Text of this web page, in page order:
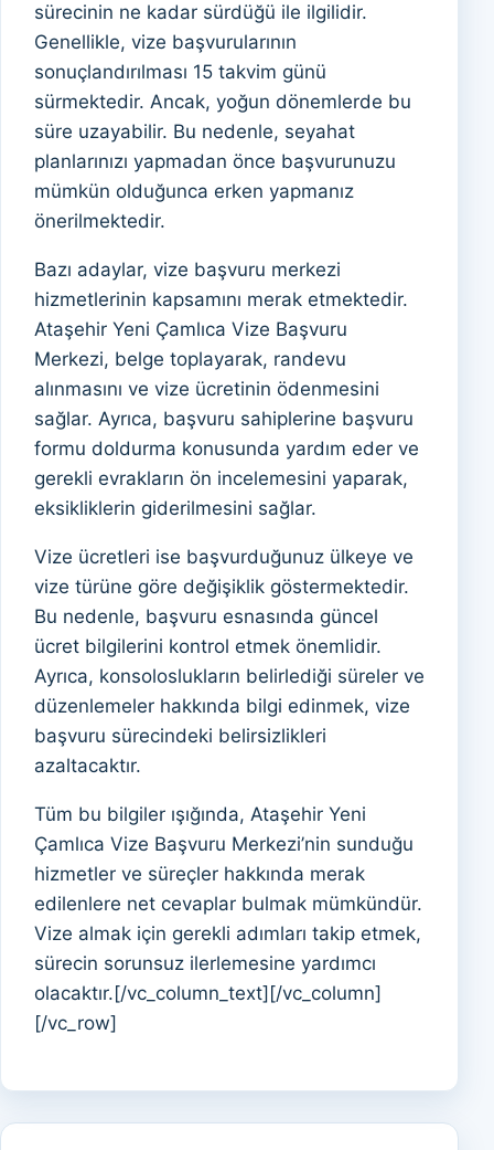
sürecinin ne kadar sürdüğü ile ilgilidir.
Genellikle, vize başvurularının
sonuçlandırılması 15 takvim günü
sürmektedir. Ancak, yoğun dönemlerde bu
süre uzayabilir. Bu nedenle, seyahat
planlarınızı yapmadan önce başvurunuzu
mümkün olduğunca erken yapmanız
önerilmektedir.
Bazı adaylar, vize başvuru merkezi
hizmetlerinin kapsamını merak etmektedir.
Ataşehir Yeni Çamlıca Vize Başvuru
Merkezi, belge toplayarak, randevu
alınmasını ve vize ücretinin ödenmesini
sağlar. Ayrıca, başvuru sahiplerine başvuru
formu doldurma konusunda yardım eder ve
gerekli evrakların ön incelemesini yaparak,
eksikliklerin giderilmesini sağlar.
Vize ücretleri ise başvurduğunuz ülkeye ve
vize türüne göre değişiklik göstermektedir.
Bu nedenle, başvuru esnasında güncel
ücret bilgilerini kontrol etmek önemlidir.
Ayrıca, konsoloslukların belirlediği süreler ve
düzenlemeler hakkında bilgi edinmek, vize
başvuru sürecindeki belirsizlikleri
azaltacaktır.
Tüm bu bilgiler ışığında, Ataşehir Yeni
Çamlıca Vize Başvuru Merkezi’nin sunduğu
hizmetler ve süreçler hakkında merak
edilenlere net cevaplar bulmak mümkündür.
Vize almak için gerekli adımları takip etmek,
sürecin sorunsuz ilerlemesine yardımcı
olacaktır.[/vc_column_text][/vc_column]
[/vc_row]